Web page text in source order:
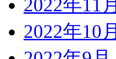
2022年11月
2022年10月